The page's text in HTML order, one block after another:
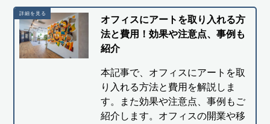
オフィスにアートを取り入れる方
法と費用！効果や注意点、事例も
紹介
本記事で、オフィスにアートを取
り入れる方法と費用を解説しま
す。また効果や注意点、事例もご
紹介します。オフィスの開業や移